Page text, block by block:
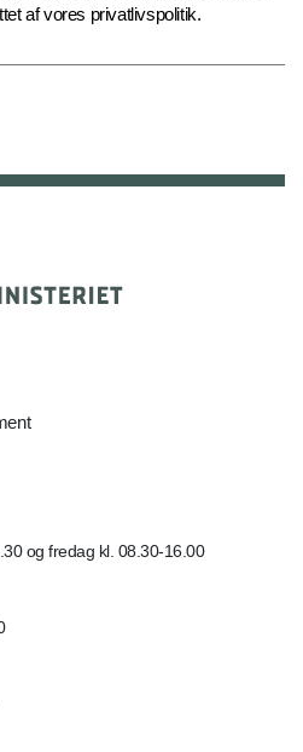
af vores privatlivspolitik.
og fredag kl. 08.30-16.00